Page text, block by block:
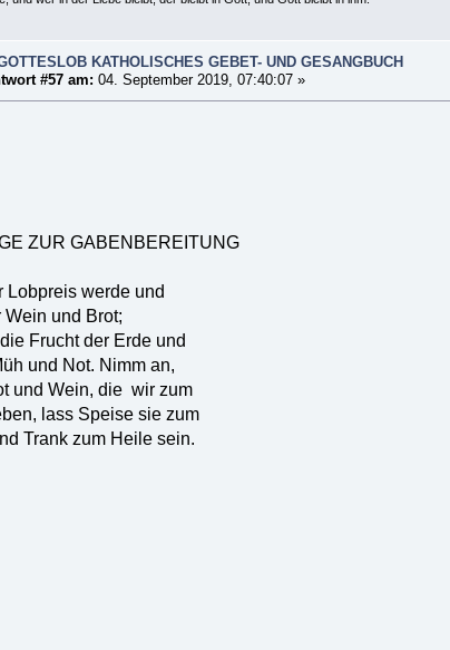
KATHOLISCHES GEBET- UND GESANGBUCH
#57 am: 04. September 2019, 07:40:07 »
ZUR GABENBEREITUNG
Lobpreis werde und
Wein und Brot;
Frucht der Erde und
und Not. Nimm an,
und Wein, die wir zum
lass Speise sie zum
Trank zum Heile sein.